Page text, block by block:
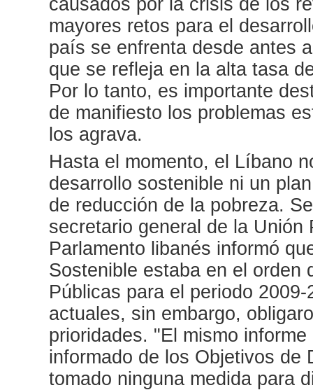
mayores retos para el
país se enfrenta desde antes
que se refleja en la alta tasa
Por lo tanto, es importante
de manifiesto los problemas
los agrava.
Hasta el momento, el Líbano
desarrollo sostenible ni un
de reducción de la pobreza.
secretario general de la
Parlamento libanés informó
Sostenible estaba en el orden
Públicas para el periodo
actuales, sin embargo,
prioridades. "El mismo
informado de los Objetivos de
tomado ninguna medida para